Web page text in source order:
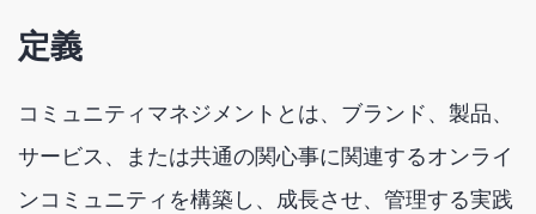
定義
コミュニティマネジメントとは、ブランド、製品、
サービス、または共通の関心事に関連するオンライ
ンコミュニティを構築し、成長させ、管理する実践